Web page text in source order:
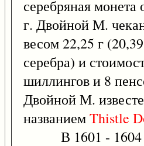
серебряная монета
г. Двойной М.
весом 22,25 г
серебра) и
шиллингов и 8
Двойной М.
названиемThistle
В 1601 - 1604